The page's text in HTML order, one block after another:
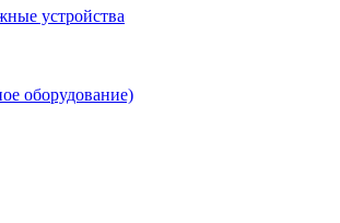
устройства
оборудование)